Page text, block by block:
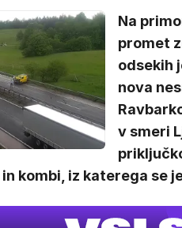
Na
promet
odsekih
nova
v smeri
kombi, iz katerega se